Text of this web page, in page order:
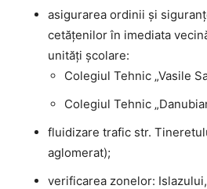
asigurarea ordinii şi
cetăţenilor în imediata
unităţi şcolare:
Colegiul Tehnic „Vasile
Colegiul Tehnic
fluidizare trafic str.
aglomerat);
verificarea zonelor: